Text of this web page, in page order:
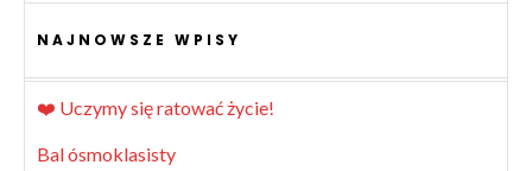
NAJNOWSZE WPISY
❤️ Uczymy się ratować życie!
Bal ósmoklasisty